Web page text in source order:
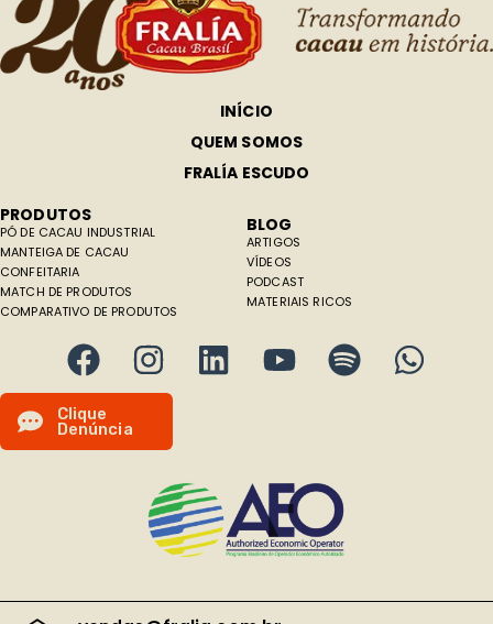
INÍCIO
QUEM SOMOS
FRALÍA ESCUDO
PRODUTOS
PÓ DE CACAU INDUSTRIAL
MANTEIGA DE CACAU
CONFEITARIA
MATCH DE PRODUTOS
COMPARATIVO DE PRODUTOS
BLOG
ARTIGOS
VÍDEOS
PODCAST
MATERIAIS RICOS
Clique
Denúncia